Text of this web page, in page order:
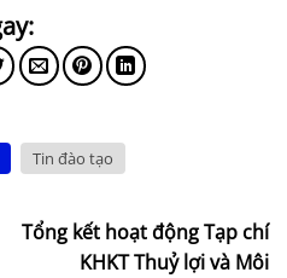
Tin đào tạo
Tổng kết hoạt động Tạp chí
KHKT Thuỷ lợi và Môi